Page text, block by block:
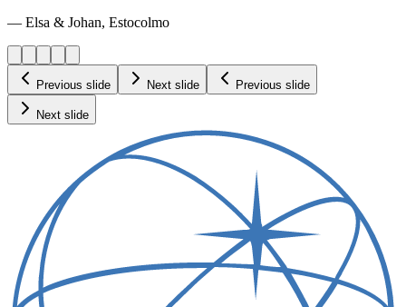
— Elsa & Johan, Estocolmo
Previous slide Next slide Previous slide
Next slide